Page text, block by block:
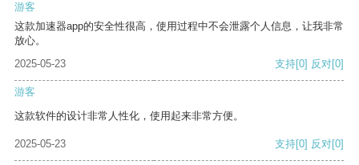
游客
这款加速器app的安全性很高，使用过程中不会泄露个人信息，让我非常
放心。
2025-05-23
支持[0] 反对[0]
游客
这款软件的设计非常人性化，使用起来非常方便。
2025-05-23 支持[0] 反对[0]